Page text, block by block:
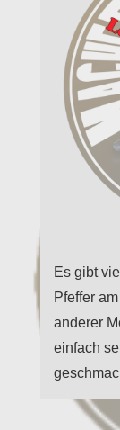
Es gibt
Pfeffer
anderer
einfach